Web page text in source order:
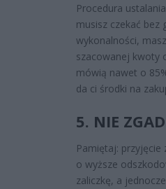
Procedura
musisz czekać bez
wykonalności,
szacowanej kwoty
mówią nawet o
da ci środki na
5. NIE
Pamiętaj: przyjęcie
o wyższe
zaliczkę, a